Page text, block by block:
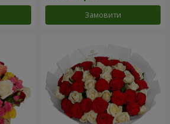
Замовити